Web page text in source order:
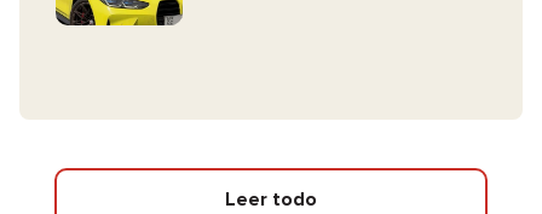
Leer todo